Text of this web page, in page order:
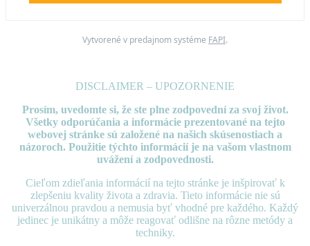
Vytvorené v predajnom systéme FAPI.
DISCLAIMER – UPOZORNENIE
Prosím, uvedomte si, že ste plne zodpovední za svoj život.
Všetky odporúčania a informácie prezentované na tejto
webovej stránke sú založené na našich skúsenostiach a
názoroch. Použitie týchto informácií je na vašom vlastnom
uvážení a zodpovednosti.
Cieľom zdieľania informácií na tejto stránke je inšpirovať k
zlepšeniu kvality života a zdravia. Tieto informácie nie sú
univerzálnou pravdou a nemusia byť vhodné pre každého. Každý
jedinec je unikátny a môže reagovať odlišne na rôzne metódy a
techniky.